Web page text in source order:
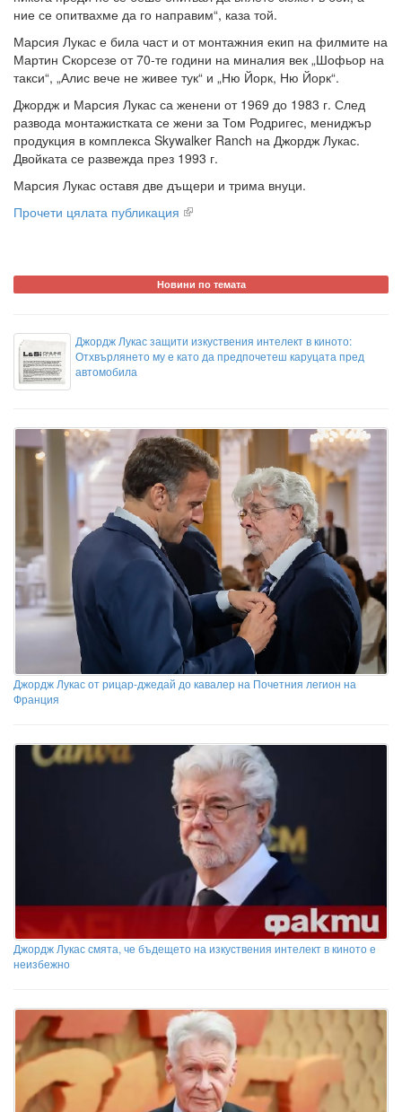
ние се опитвахме да го направим“, каза той.
Марсия Лукас е била част и от монтажния екип на филмите на
Мартин Скорсезе от 70-те години на миналия век „Шофьор на
такси“, „Алис вече не живее тук“ и „Ню Йорк, Ню Йорк“.
Джордж и Марсия Лукас са женени от 1969 до 1983 г. След
развода монтажистката се жени за Том Родригес, мениджър
продукция в комплекса Skywalker Ranch на Джордж Лукас.
Двойката се развежда през 1993 г.
Марсия Лукас оставя две дъщери и трима внуци.
Прочети цялата публикация
Новини по темата
Джордж Лукас защити изкуствения интелект в киното:
Отхвърлянето му е като да предпочетеш каруцата пред
автомобила
Джордж Лукас от рицар-джедай до кавалер на Почетния легион на
Франция
Джордж Лукас смята, че бъдещето на изкуствения интелект в киното е
неизбежно